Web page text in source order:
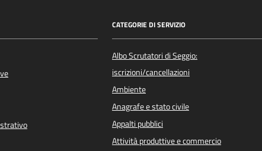
CATEGORIE DI SERVIZIO
Albo Scrutatori di Seggio:
iscrizioni/cancellazioni
Ambiente
Anagrafe e stato civile
Appalti pubblici
Attività produttive e commercio